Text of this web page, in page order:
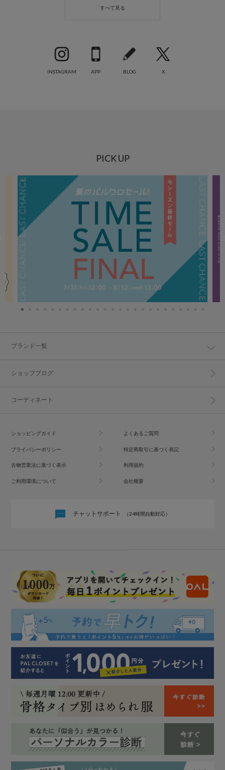
INSTAGRAM APP BLOG X
PICK UP
ブランド一覧
ショップブログ
コーディネート
ショッピングガイド よくあるご質問
プライバシーポリシー 特定商取引に基づく表記
古物営業法に基づく表示 利用規約
ご利用環境について 会社概要
チャットサポート （24時間自動対応）